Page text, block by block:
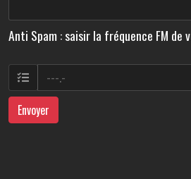
Anti Spam : saisir la fréquence FM de
Envoyer